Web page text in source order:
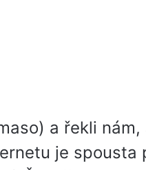
a řekli nám,
je spousta